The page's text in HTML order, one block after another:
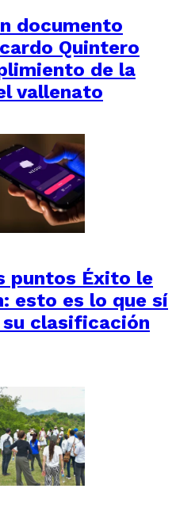
documento
Quintero
de la
vallenato
puntos Éxito le
esto es lo que sí
clasificación